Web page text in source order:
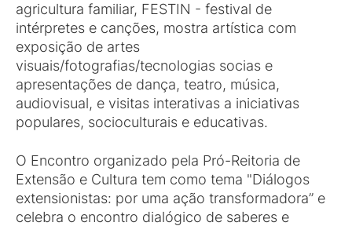
agricultura familiar, FESTIN - festival de
intérpretes e canções, mostra artística com
exposição de artes
visuais/fotografias/tecnologias socias e
apresentações de dança, teatro, música,
audiovisual, e visitas interativas a iniciativas
populares, socioculturais e educativas.
O Encontro organizado pela Pró-Reitoria de
Extensão e Cultura tem como tema "Diálogos
extensionistas: por uma ação transformadora” e
celebra o encontro dialógico de saberes e